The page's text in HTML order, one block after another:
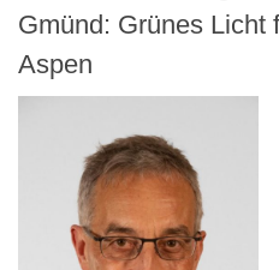
Gmünd: Grünes Licht
Aspen